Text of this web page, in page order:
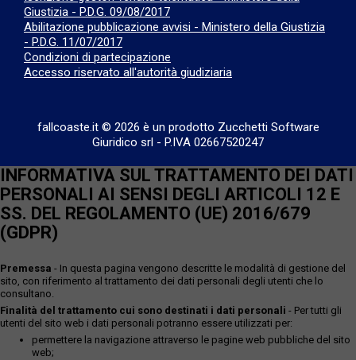
Giustizia - P.D.G. 09/08/2017
Abilitazione pubblicazione avvisi - Ministero della Giustizia
- P.D.G. 11/07/2017
Condizioni di partecipazione
Accesso riservato all'autorità giudiziaria
fallcoaste.it © 2026 è un prodotto Zucchetti Software
Giuridico srl - P.IVA 02667520247
INFORMATIVA SUL TRATTAMENTO DEI DATI
PERSONALI AI SENSI DEGLI ARTICOLI 12 E
SS. DEL REGOLAMENTO (UE) 2016/679
(GDPR)
Premessa - In questa pagina vengono descritte le modalità di gestione del
sito, con riferimento al trattamento dei dati personali degli utenti che lo
consultano.
Finalità del trattamento cui sono destinati i dati personali - Per tutti gli
utenti del sito web i dati personali potranno essere utilizzati per:
permettere la navigazione attraverso le pagine web pubbliche del sito
web;